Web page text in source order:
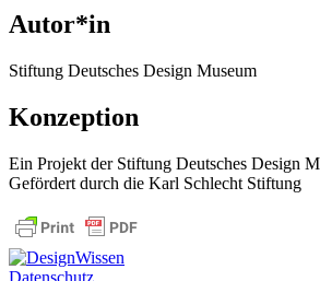
Autor*in
Stiftung Deutsches Design Museum
Konzeption
Ein Projekt der Stiftung Deutsches Design
Gefördert durch die Karl Schlecht Stiftung
Datenschutz